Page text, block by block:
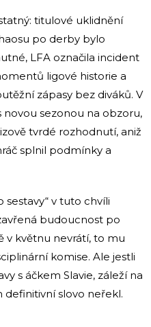
titulové uklidnění
po derby bylo
LFA označila incident
ligové historie a
zápasy bez diváků. V
novou sezonou na obzoru,
tvrdé rozhodnutí, aniž
splnil podmínky a
sestavy“ v tuto chvíli
budoucnost po
v květnu nevrátí, to mu
komise. Ale jestli
s áčkem Slavie, záleží na
definitivní slovo neřekl.